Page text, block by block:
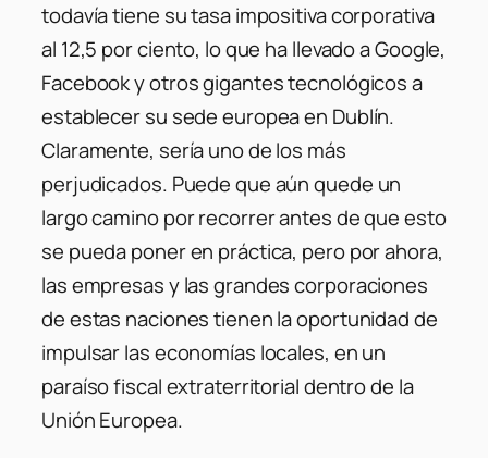
todavía tiene su tasa impositiva corporativa
al 12,5 por ciento, lo que ha llevado a Google,
Facebook y otros gigantes tecnológicos a
establecer su sede europea en Dublín.
Claramente, sería uno de los más
perjudicados. Puede que aún quede un
largo camino por recorrer antes de que esto
se pueda poner en práctica, pero por ahora,
las empresas y las grandes corporaciones
de estas naciones tienen la oportunidad de
impulsar las economías locales, en un
paraíso fiscal extraterritorial dentro de la
Unión Europea.